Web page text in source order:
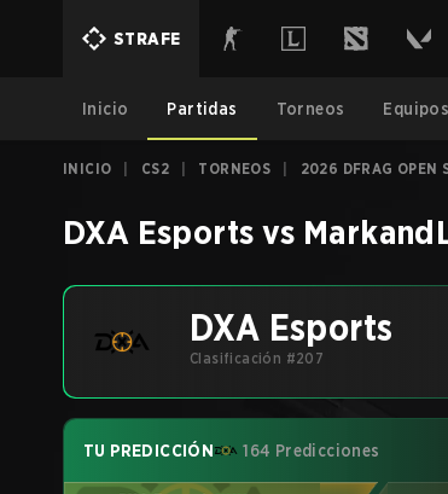
STRAFE
Inicio Partidas Torneos Equipos
INICIO CS2 TORNEOS 2026 DFRAG OPEN
DXA Esports vs
DXA Esports
Clasificación #207
TU PREDICCIÓN 164 Predicciones